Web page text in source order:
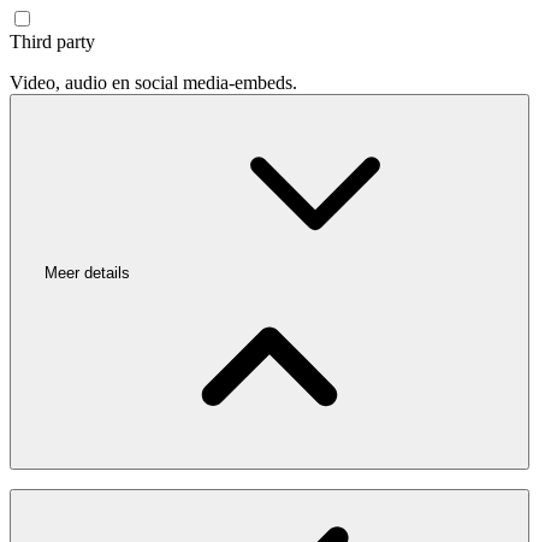
Third party
Video, audio en social media-embeds.
Meer details